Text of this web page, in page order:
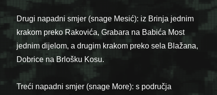
Drugi napadni smjer (snage Mesić): iz Brinja jednim
krakom preko Rakovića, Grabara na Babića Most
jednim dijelom, a drugim krakom preko sela Blažana,
Dobrice na Brlošku Kosu.
Treći napadni smjer (snage More): s područja